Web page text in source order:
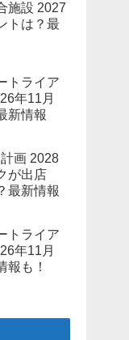
施設 2027
トは？最
トライア
年11月
新情報
画 2028
が出店
最新情報
トライア
年11月
報も！